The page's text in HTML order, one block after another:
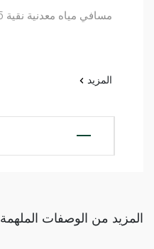
مسافي مياه معدنية نقية 1.5 لتر x6
المزيد
المزيد من الوصفات الملهمة